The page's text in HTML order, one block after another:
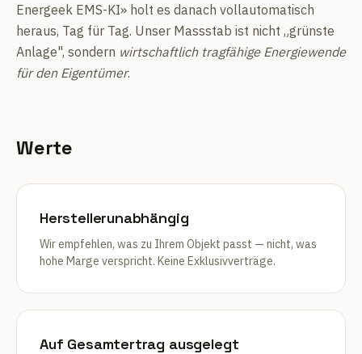
Energeek EMS-KI» holt es danach vollautomatisch
heraus, Tag für Tag. Unser Massstab ist nicht „grünste
Anlage", sondern wirtschaftlich tragfähige Energiewende
für den Eigentümer.
Werte
Herstellerunabhängig
Wir empfehlen, was zu Ihrem Objekt passt — nicht, was
hohe Marge verspricht. Keine Exklusivverträge.
Auf Gesamtertrag ausgelegt